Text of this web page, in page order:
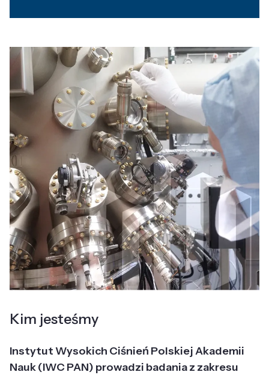
Kim jesteśmy
Instytut Wysokich Ciśnień Polskiej Akademii
Nauk (IWC PAN) prowadzi badania z zakresu